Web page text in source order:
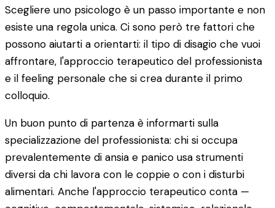
Scegliere uno psicologo è un passo importante e non
esiste una regola unica. Ci sono però tre fattori che
possono aiutarti a orientarti: il tipo di disagio che vuoi
affrontare, l'approccio terapeutico del professionista
e il feeling personale che si crea durante il primo
colloquio.
Un buon punto di partenza è informarti sulla
specializzazione del professionista: chi si occupa
prevalentemente di ansia e panico usa strumenti
diversi da chi lavora con le coppie o con i disturbi
alimentari. Anche l'approccio terapeutico conta —